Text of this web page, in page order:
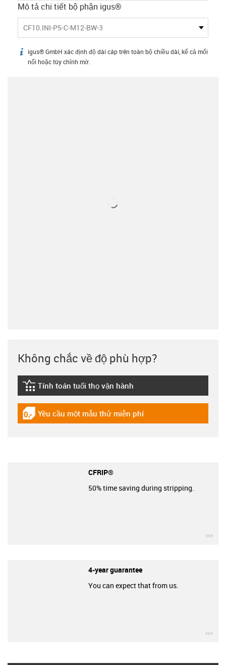
Mô tả chi tiết bộ phận igus®
CF10.INI-P5-C-M12-BW-3
igus-icon-info
igus® GmbH xác định độ dài cáp trên toàn bộ chiều dài, kể cả mối
nối hoặc tùy chỉnh mờ.
Không chắc về độ phù hợp?
igus-icon-lebensdauerrechner
Tính toán tuổi thọ vận hành
igus-icon-gratismuster
Yêu cầu một mẫu thử miễn phí
CFRIP®
50% time saving during stripping.
4-year guarantee
You can expect that from us.